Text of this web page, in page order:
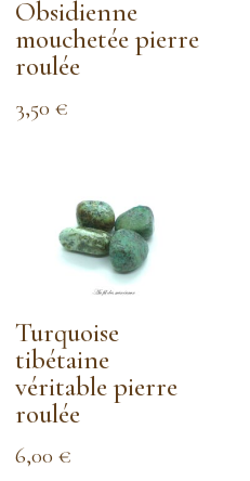
Obsidienne
mouchetée pierre
roulée
3,50€
Turquoise
tibétaine
véritable pierre
roulée
6,00€